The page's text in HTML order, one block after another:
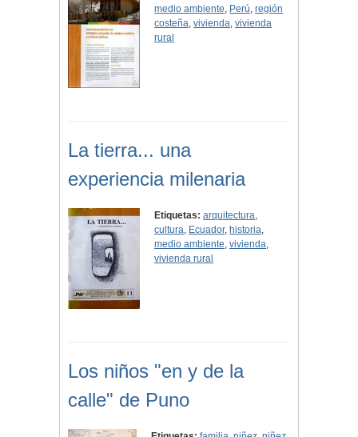
medio ambiente, Perú,región
costeña,vivienda,vivienda
rural
La tierra... una
experiencia milenaria
Etiquetas: arquitectura,
cultura, Ecuador, historia,
medio ambiente,vivienda,
vivienda rural
Los niños "en y de la
calle" de Puno